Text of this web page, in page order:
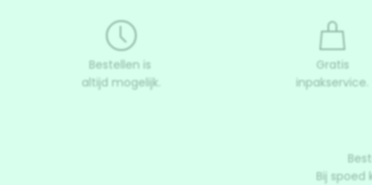
Bestellen is
altijd mogelijk.
Gratis
inpakservice.
Bij